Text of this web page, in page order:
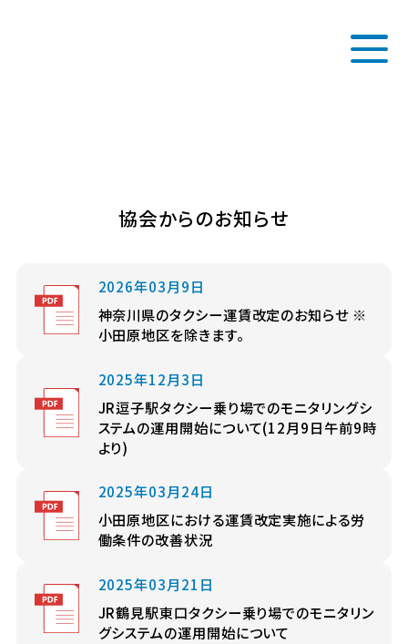
協会からのお知らせ
2026年03月9日
神奈川県のタクシー運賃改定のお知らせ ※
小田原地区を除きます。
2025年12月3日
JR逗子駅タクシー乗り場でのモニタリングシ
ステムの運用開始について(12月9日午前9時
より)
2025年03月24日
小田原地区における運賃改定実施による労
働条件の改善状況
2025年03月21日
JR鶴見駅東口タクシー乗り場でのモニタリン
グシステムの運用開始について